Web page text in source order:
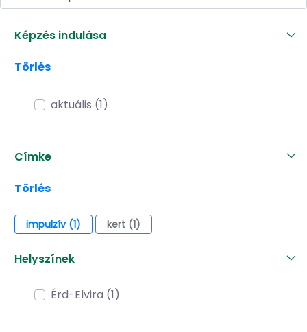
Képzés indulása
Törlés
aktuális (1)
Címke
Törlés
impulzív (1) kert (1)
Helyszínek
Érd-Elvira (1)